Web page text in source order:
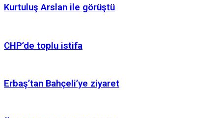
Kurtuluş Arslan ile görüştü
CHP’de toplu istifa
Erbaş’tan Bahçeli’ye ziyaret